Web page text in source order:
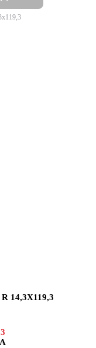
14,3X119,3